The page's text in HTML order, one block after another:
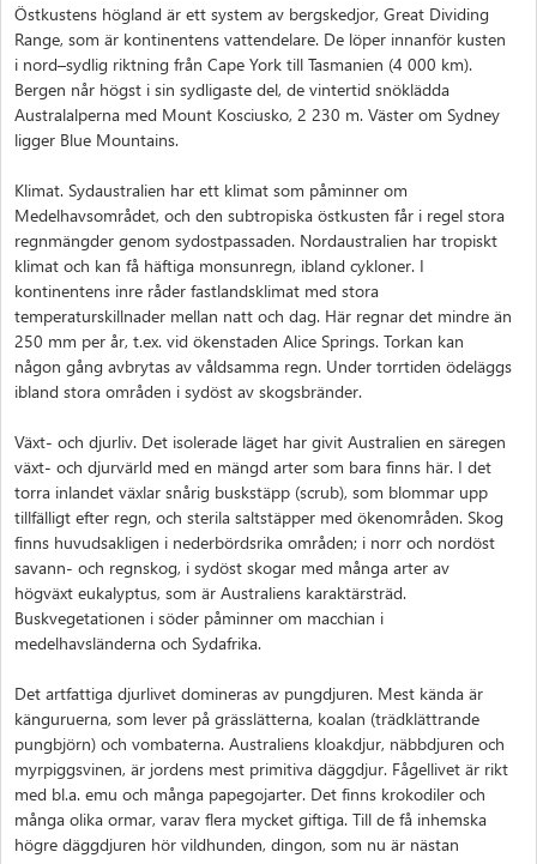
Östkustens högland är ett system av bergskedjor, Great Dividing
Range, som är kontinentens vattendelare. De löper innanför kusten
i nord–sydlig riktning från Cape York till Tasmanien (4 000 km).
Bergen når högst i sin sydligaste del, de vintertid snöklädda
Australalperna med Mount Kosciusko, 2 230 m. Väster om Sydney
ligger Blue Mountains.
Klimat. Sydaustralien har ett klimat som påminner om
Medelhavsområdet, och den subtropiska östkusten får i regel stora
regnmängder genom sydostpassaden. Nordaustralien har tropiskt
klimat och kan få häftiga monsunregn, ibland cykloner. I
kontinentens inre råder fastlandsklimat med stora
temperaturskillnader mellan natt och dag. Här regnar det mindre än
250 mm per år, t.ex. vid ökenstaden Alice Springs. Torkan kan
någon gång avbrytas av våldsamma regn. Under torrtiden ödeläggs
ibland stora områden i sydöst av skogsbränder.
Växt- och djurliv. Det isolerade läget har givit Australien en säregen
växt- och djurvärld med en mängd arter som bara finns här. I det
torra inlandet växlar snårig buskstäpp (scrub), som blommar upp
tillfälligt efter regn, och sterila saltstäpper med ökenområden. Skog
finns huvudsakligen i nederbördsrika områden; i norr och nordöst
savann- och regnskog, i sydöst skogar med många arter av
högväxt eukalyptus, som är Australiens karaktärsträd.
Buskvegetationen i söder påminner om macchian i
medelhavsländerna och Sydafrika.
Det artfattiga djurlivet domineras av pungdjuren. Mest kända är
känguruerna, som lever på grässlätterna, koalan (trädklättrande
pungbjörn) och vombaterna. Australiens kloakdjur, näbbdjuren och
myrpiggsvinen, är jordens mest primitiva däggdjur. Fågellivet är rikt
med bl.a. emu och många papegojarter. Det finns krokodiler och
många olika ormar, varav flera mycket giftiga. Till de få inhemska
högre däggdjuren hör vildhunden, dingon, som nu är nästan